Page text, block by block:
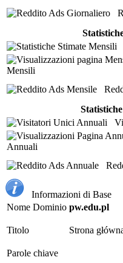
Mensili
Annuali
Informazioni di Base
Nome Dominio pw.edu.pl
Titolo Strona
Parole chiave